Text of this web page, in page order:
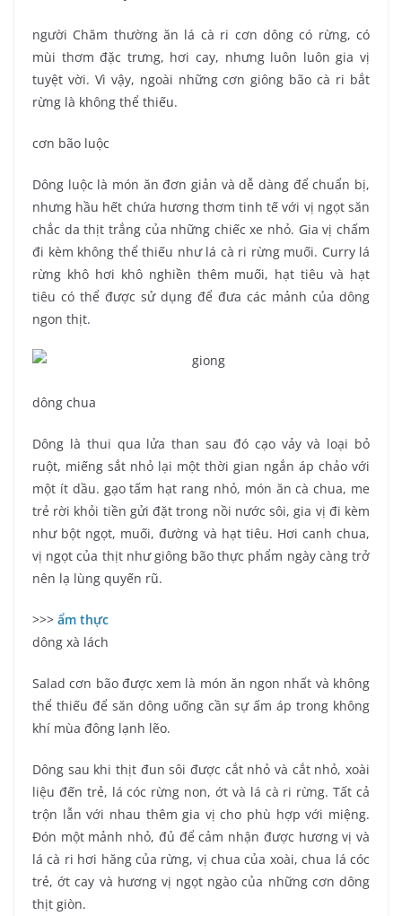
người Chăm thường ăn lá cà ri cơn dông có rừng, có
mùi thơm đặc trưng, ​​hơi cay, nhưng luôn luôn gia vị
tuyệt vời. Vì vậy, ngoài những cơn giông bão cà ri bắt
rừng là không thể thiếu.
cơn bão luộc
Dông luộc là món ăn đơn giản và dễ dàng để chuẩn bị,
nhưng hầu hết chứa hương thơm tinh tế với vị ngọt săn
chắc da thịt trắng của những chiếc xe nhỏ. Gia vị chấm
đi kèm không thể thiếu như lá cà ri rừng muối. Curry lá
rừng khô hơi khô nghiền thêm muối, hạt tiêu và hạt
tiêu có thể được sử dụng để đưa các mảnh của dông
ngon thịt.
dông chua
Dông là thui qua lửa than sau đó cạo vảy và loại bỏ
ruột, miếng sắt nhỏ lại một thời gian ngắn áp chảo với
một ít dầu. gạo tấm hạt rang nhỏ, món ăn cà chua, me
trẻ rời khỏi tiền gửi đặt trong nồi nước sôi, gia vị đi kèm
như bột ngọt, muối, đường và hạt tiêu. Hơi canh chua,
vị ngọt của thịt như giông bão thực phẩm ngày càng trở
nên lạ lùng quyến rũ.
>>> ẩm thực
dông xà lách
Salad cơn bão được xem là món ăn ngon nhất và không
thể thiếu để săn dông uống cần sự ấm áp trong không
khí mùa đông lạnh lẽo.
Dông sau khi thịt đun sôi được cắt nhỏ và cắt nhỏ, xoài
liệu đến trẻ, lá cóc rừng non, ớt và lá cà ri rừng. Tất cả
trộn lẫn với nhau thêm gia vị cho phù hợp với miệng.
Đón một mảnh nhỏ, đủ để cảm nhận được hương vị và
lá cà ri hơi hăng của rừng, vị chua của xoài, chua lá cóc
trẻ, ớt cay và hương vị ngọt ngào của những cơn dông
thịt giòn.